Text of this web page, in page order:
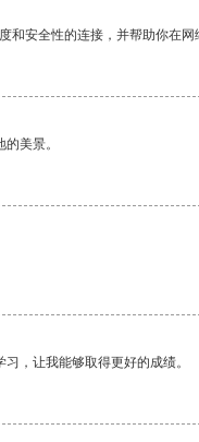
安全性的连接，并帮助你在网
美景。
，让我能够取得更好的成绩。